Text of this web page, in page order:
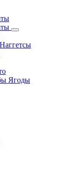
Ягоды